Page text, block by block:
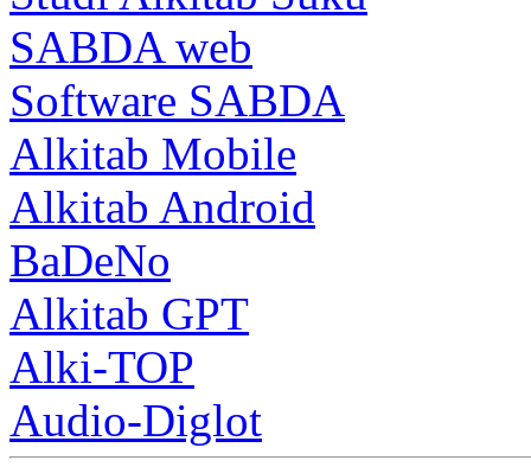
SABDA web
Software SABDA
Alkitab Mobile
Alkitab Android
BaDeNo
Alkitab GPT
Alki-TOP
Audio-Diglot